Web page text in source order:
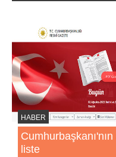
HABER
liste